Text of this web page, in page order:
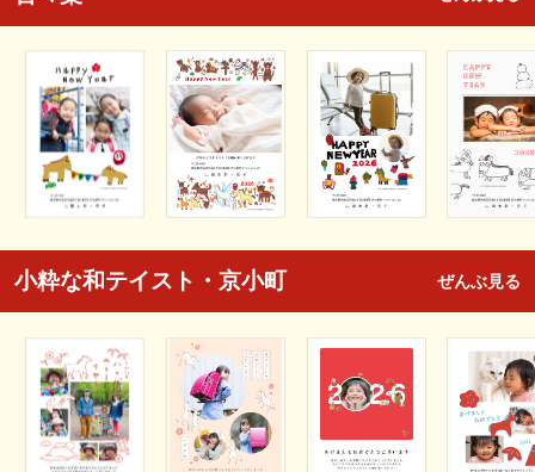
小粋な和テイスト・京小町 ぜんぶ見る